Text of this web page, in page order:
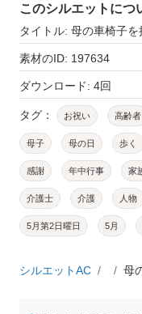
このシルエットにつ
タイトル: 母の車椅子を
素材のID: 197634
ダウンロード: 4回
タグ： お祝い 高齢者
母子 母の日 歩く
感謝 年中行事 家
介護士 介護 人物
5月第2日曜日 5月
シルエットAC 母